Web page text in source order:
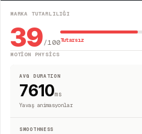
MARKA TUTARLILIĞI
39/100Tutarsız
MOTION PHYSICS
AVG DURATION
7610ms
Yavaş animasyonlar
SMOOTHNESS